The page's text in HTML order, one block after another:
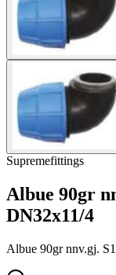
Supremefittings
Albue 90gr
DN32x11/4
Albue 90gr nnv.gj.